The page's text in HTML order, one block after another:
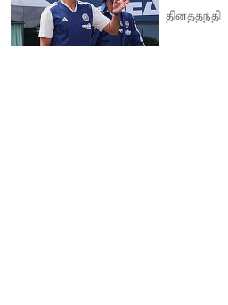
தினத்தந்தி